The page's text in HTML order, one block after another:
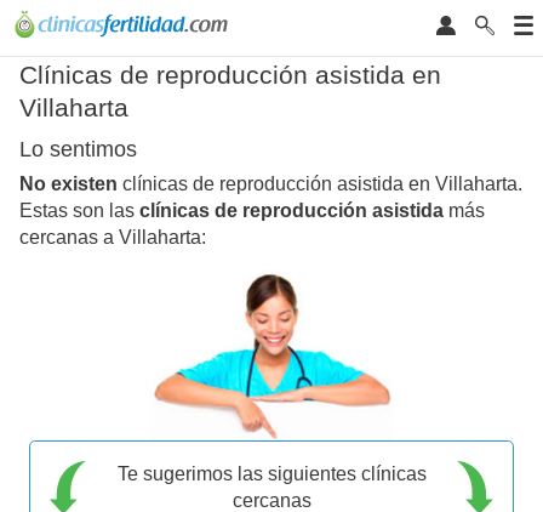
Clínicas de reproducción asistida en
Villaharta
Lo sentimos
No existen clínicas de reproducción asistida en Villaharta.
Estas son las clínicas de reproducción asistida más
cercanas a Villaharta:
Te sugerimos las siguientes clínicas
cercanas